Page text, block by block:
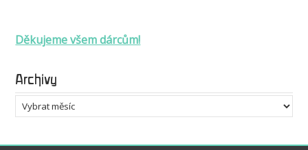
Děkujeme všem dárcům!
Archivy
Archivy